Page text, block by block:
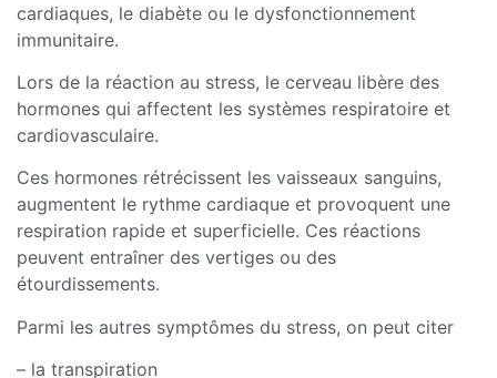
cardiaques, le diabète ou le dysfonctionnement
immunitaire.
Lors de la réaction au stress, le cerveau libère des
hormones qui affectent les systèmes respiratoire et
cardiovasculaire.
Ces hormones rétrécissent les vaisseaux sanguins,
augmentent le rythme cardiaque et provoquent une
respiration rapide et superficielle. Ces réactions
peuvent entraîner des vertiges ou des
étourdissements.
Parmi les autres symptômes du stress, on peut citer
– la transpiration